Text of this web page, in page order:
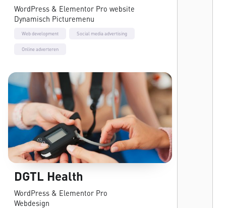
WordPress & Elementor Pro website
Dynamisch Picturemenu
Web development Social media advertising
Online adverteren
DGTL Health
WordPress & Elementor Pro
Webdesign